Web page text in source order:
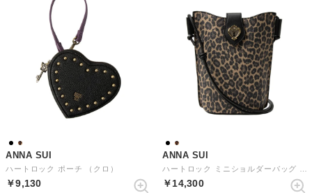
ANNA SUI
ハートロック ポーチ （クロ）
￥9,130
ANNA SUI
￥14,300